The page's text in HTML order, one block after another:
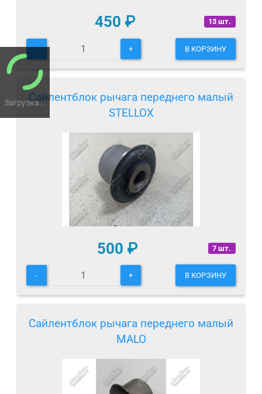
Загрузка...
13 шт.
450 ₽
- + В КОРЗИНУ
Сайлентблок рычага переднего малый
STELLOX
7 шт.
500 ₽
- + В КОРЗИНУ
Сайлентблок рычага переднего малый
MALO